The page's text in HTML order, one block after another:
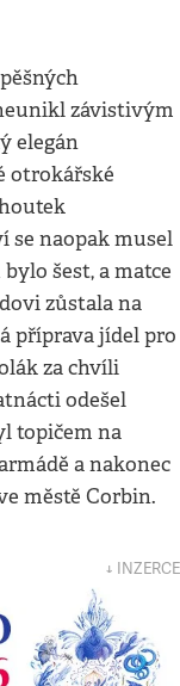
závistivým
elegán
otrokářské
se naopak musel
šest, a matce
zůstala na
příprava jídel pro
za chvíli
odešel
topičem na
a nakonec
městě Corbin.
↓ INZERCE